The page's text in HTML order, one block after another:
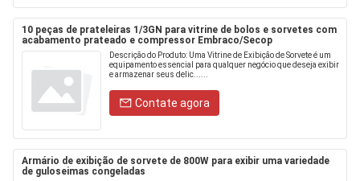
10 peças de prateleiras 1/3GN para vitrine de bolos e sorvetes com
acabamento prateado e compressor Embraco/Secop
Descrição do Produto: Uma Vitrine de Exibição de Sorvete é um
equipamento essencial para qualquer negócio que deseja exibir
e armazenar seus delic......
Contate agora
Armário de exibição de sorvete de 800W para exibir uma variedade
de guloseimas congeladas